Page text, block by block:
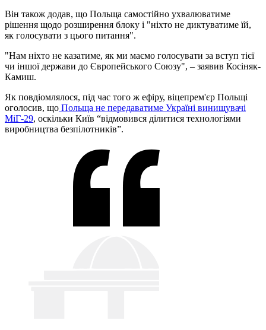
Він також додав, що Польща самостійно ухвалюватиме
рішення щодо розширення блоку і "ніхто не диктуватиме їй,
як голосувати з цього питання".
"Нам ніхто не казатиме, як ми маємо голосувати за вступ тієї
чи іншої держави до Європейського Союзу", – заявив Косіняк-
Камиш.
Як повдіомлялося, під час того ж ефіру, віцепрем'єр Польщі
оголосив, що Польща не передаватиме Україні винищувачі
МіГ-29, оскільки Київ “відмовився ділитися технологіями
виробництва безпілотників”.